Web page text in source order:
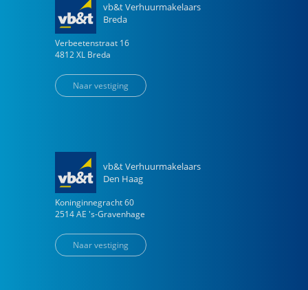
vb&t Verhuurmakelaars
Breda
Verbeetenstraat 16
4812 XL Breda
Naar vestiging
vb&t Verhuurmakelaars
Den Haag
Koninginnegracht 60
2514 AE 's-Gravenhage
Naar vestiging